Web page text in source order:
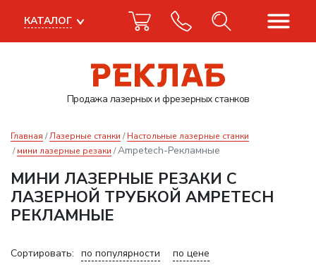
Продажа лазерныхи фрезерных станков
КАТАЛОГ
Главная Лазерные станки
Настольные лазерные станки
мини лазерные резаки
Ampetech-Рекламные
МИНИ ЛАЗЕРНЫЕ РЕЗАКИ С
ЛАЗЕРНОЙ ТРУБКОЙ AMPETECH
РЕКЛАМНЫЕ
Сортировать: по популярности
по цене